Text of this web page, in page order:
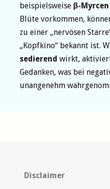
beispielsweise β-Myrcen
Blüte vorkommen,
zu einer „nervösen
„Kopfkino“ bekannt ist.
sedierend wirkt,
Gedanken, was bei
unangenehm
Disclaimer